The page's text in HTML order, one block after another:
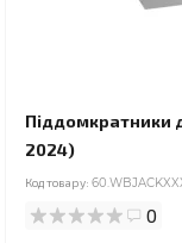
Піддомкратники
2024)
Код товару:
0